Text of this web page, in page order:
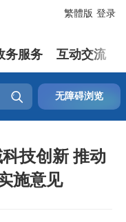
登录
繁體版
务服务 互动交流
 无障碍浏览
技创新 推动
施意见